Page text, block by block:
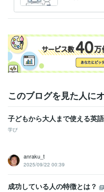
このブログを見た人に
子どもから大人まで使える英
学び
anraku_t
2025/09/22 00:39
成功している人の特徴とは？